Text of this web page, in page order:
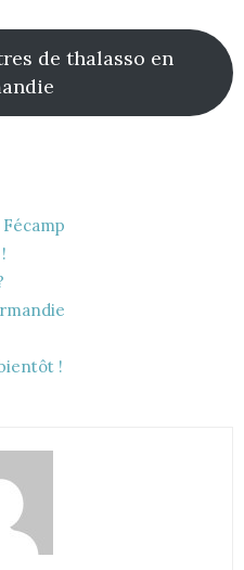
de thalasso en
!